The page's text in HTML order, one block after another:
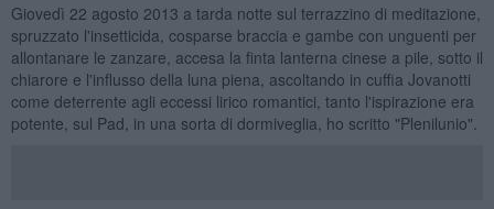
Giovedì 22 agosto 2013 a tarda notte sul terrazzino di meditazione,
spruzzato l'insetticida, cosparse braccia e gambe con unguenti per
allontanare le zanzare, accesa la finta lanterna cinese a pile, sotto il
chiarore e l'influsso della luna piena, ascoltando in cuffia Jovanotti
come deterrente agli eccessi lirico romantici, tanto l'ispirazione era
potente, sul Pad, in una sorta di dormiveglia, ho scritto "Plenilunio".